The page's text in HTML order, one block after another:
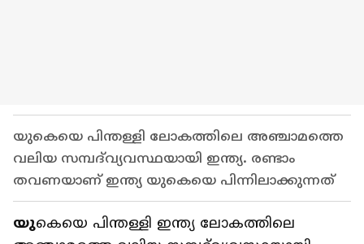
യുകെയെ പിന്തള്ളി ലോകത്തിലെ അഞ്ചാമത്തെ
വലിയ സമ്പദ്‌വ്യവസ്ഥയായി ഇന്ത്യ. രണ്ടാം
തവണയാണ് ഇന്ത്യ യുകെയെ പിന്നിലാക്കുന്നത്
യു കെയെ പിന്തള്ളി ഇന്ത്യ ലോകത്തിലെ